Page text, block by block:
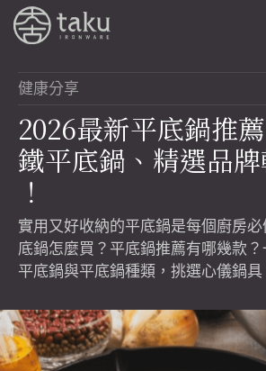
健康分享
2026最新平底鍋推薦
鐵平底鍋 、 精選品牌
！
實用又好收納的平底鍋是每個廚房
底鍋怎麼買？平底鍋推薦有哪幾款
平底鍋與平底鍋種類，挑選心儀鍋具